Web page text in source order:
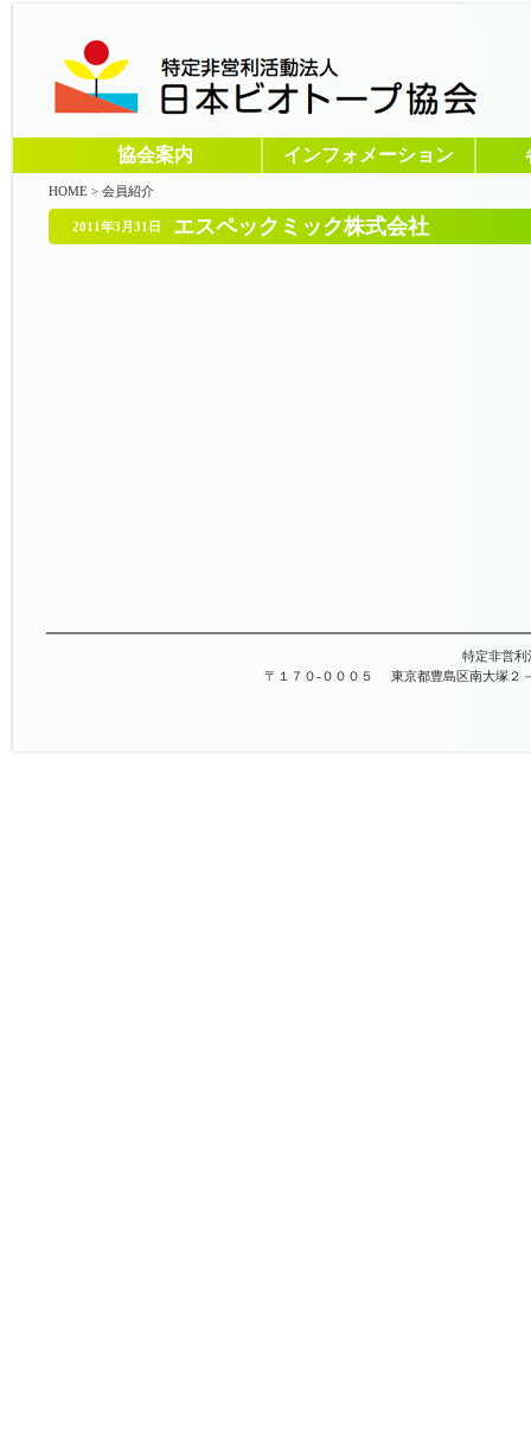
協会案内 インフォメーション
HOME> 会員紹介
2011年3月31日 エスペックミック株式会社
特定非営利
〒１７０-０００５
東京都豊島区南大塚２